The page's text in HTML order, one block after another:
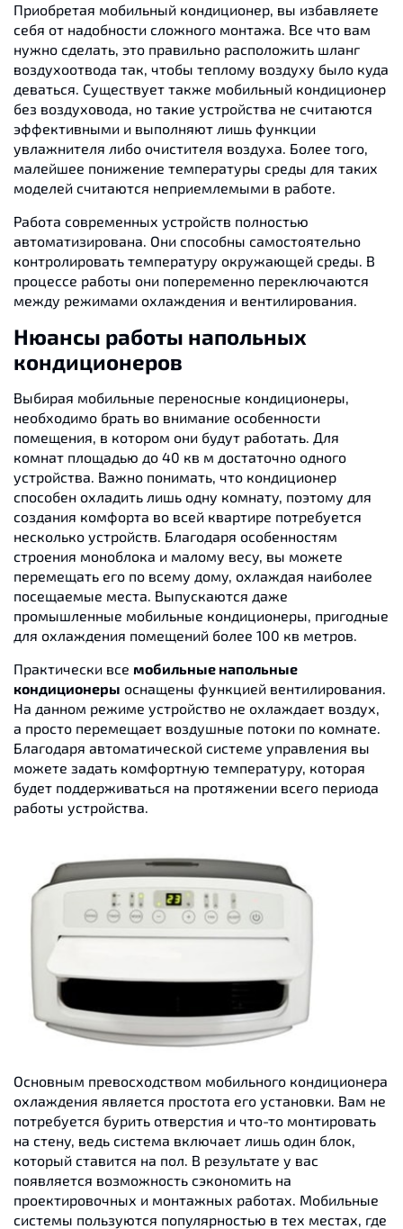
Приобретая мобильный кондиционер, вы избавляете
себя от надобности сложного монтажа. Все что вам
нужно сделать, это правильно расположить шланг
воздухоотвода так, чтобы теплому воздуху было куда
деваться. Существует также мобильный кондиционер
без воздуховода, но такие устройства не считаются
эффективными и выполняют лишь функции
увлажнителя либо очистителя воздуха. Более того,
малейшее понижение температуры среды для таких
моделей считаются неприемлемыми в работе.
Работа современных устройств полностью
автоматизирована. Они способны самостоятельно
контролировать температуру окружающей среды. В
процессе работы они попеременно переключаются
между режимами охлаждения и вентилирования.
Нюансы работы напольных
кондиционеров
Выбирая мобильные переносные кондиционеры,
необходимо брать во внимание особенности
помещения, в котором они будут работать. Для
комнат площадью до 40 кв м достаточно одного
устройства. Важно понимать, что кондиционер
способен охладить лишь одну комнату, поэтому для
создания комфорта во всей квартире потребуется
несколько устройств. Благодаря особенностям
строения моноблока и малому весу, вы можете
перемещать его по всему дому, охлаждая наиболее
посещаемые места. Выпускаются даже
промышленные мобильные кондиционеры, пригодные
для охлаждения помещений более 100 кв метров.
Практически все мобильные напольные
кондиционеры оснащены функцией вентилирования.
На данном режиме устройство не охлаждает воздух,
а просто перемещает воздушные потоки по комнате.
Благодаря автоматической системе управления вы
можете задать комфортную температуру, которая
будет поддерживаться на протяжении всего периода
работы устройства.
Основным превосходством мобильного кондиционера
охлаждения является простота его установки. Вам не
потребуется бурить отверстия и что-то монтировать
на стену, ведь система включает лишь один блок,
который ставится на пол. В результате у вас
появляется возможность сэкономить на
проектировочных и монтажных работах. Мобильные
системы пользуются популярностью в тех местах, где